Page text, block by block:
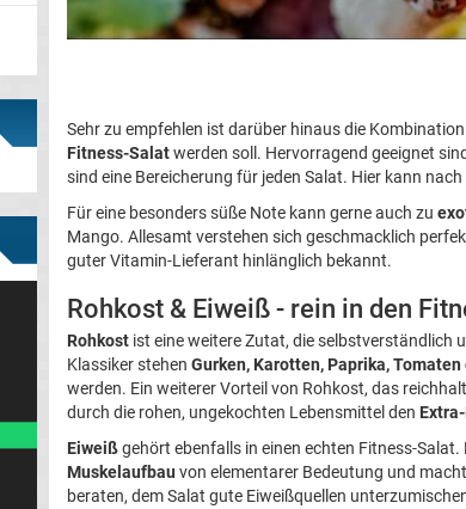
Sehr zu empfehlen ist darüber hinaus die
Fitness-Salatwerden soll. Hervorragend geeignet
sind eine Bereicherung für jeden Salat. Hier kann
Für eine besonders süße Note kann gerne auch zu
Mango. Allesamt verstehen sich geschmacklich
guter Vitamin-Lieferant hinlänglich bekannt.
Rohkost & Eiweiß - rein in den
Rohkost ist eine weitere Zutat, die selbstverständlich
Klassiker stehen Gurken, Karotten, Paprika,
werden. Ein weiterer Vorteil von Rohkost, das
durch die rohen, ungekochten Lebensmittel den
Eiweißgehört ebenfalls in einen echten Fitness-
Muskelaufbau von elementarer Bedeutung und
beraten, dem Salat gute Eiweißquellen